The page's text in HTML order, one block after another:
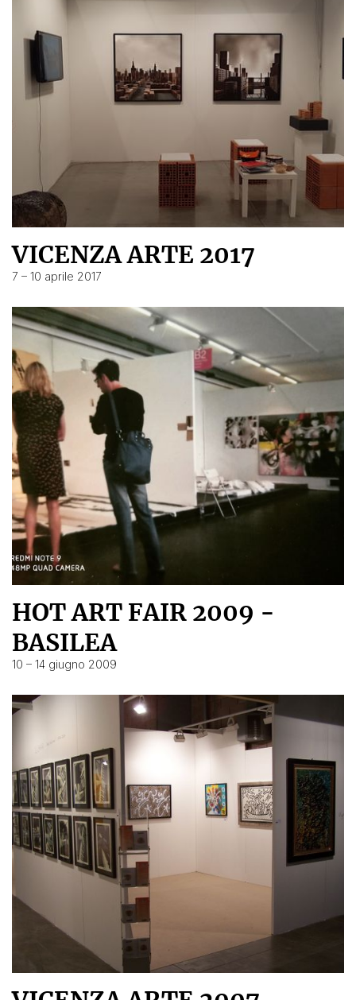
VICENZA ARTE 2017
7 – 10 aprile 2017
HOT ART FAIR 2009 -
BASILEA
10 – 14 giugno 2009